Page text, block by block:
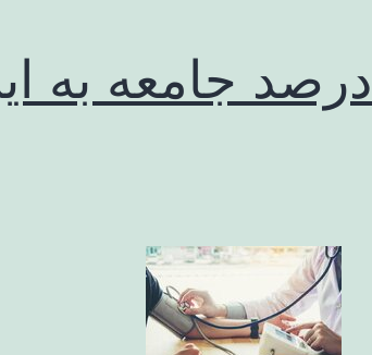
ابتلای ۲۵ درصد جامعه به